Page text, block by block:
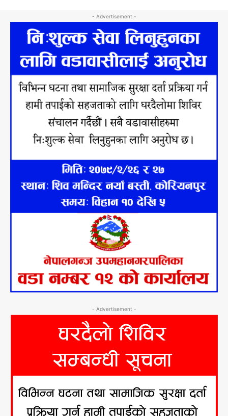
- Advertisement -
- Advertisement -